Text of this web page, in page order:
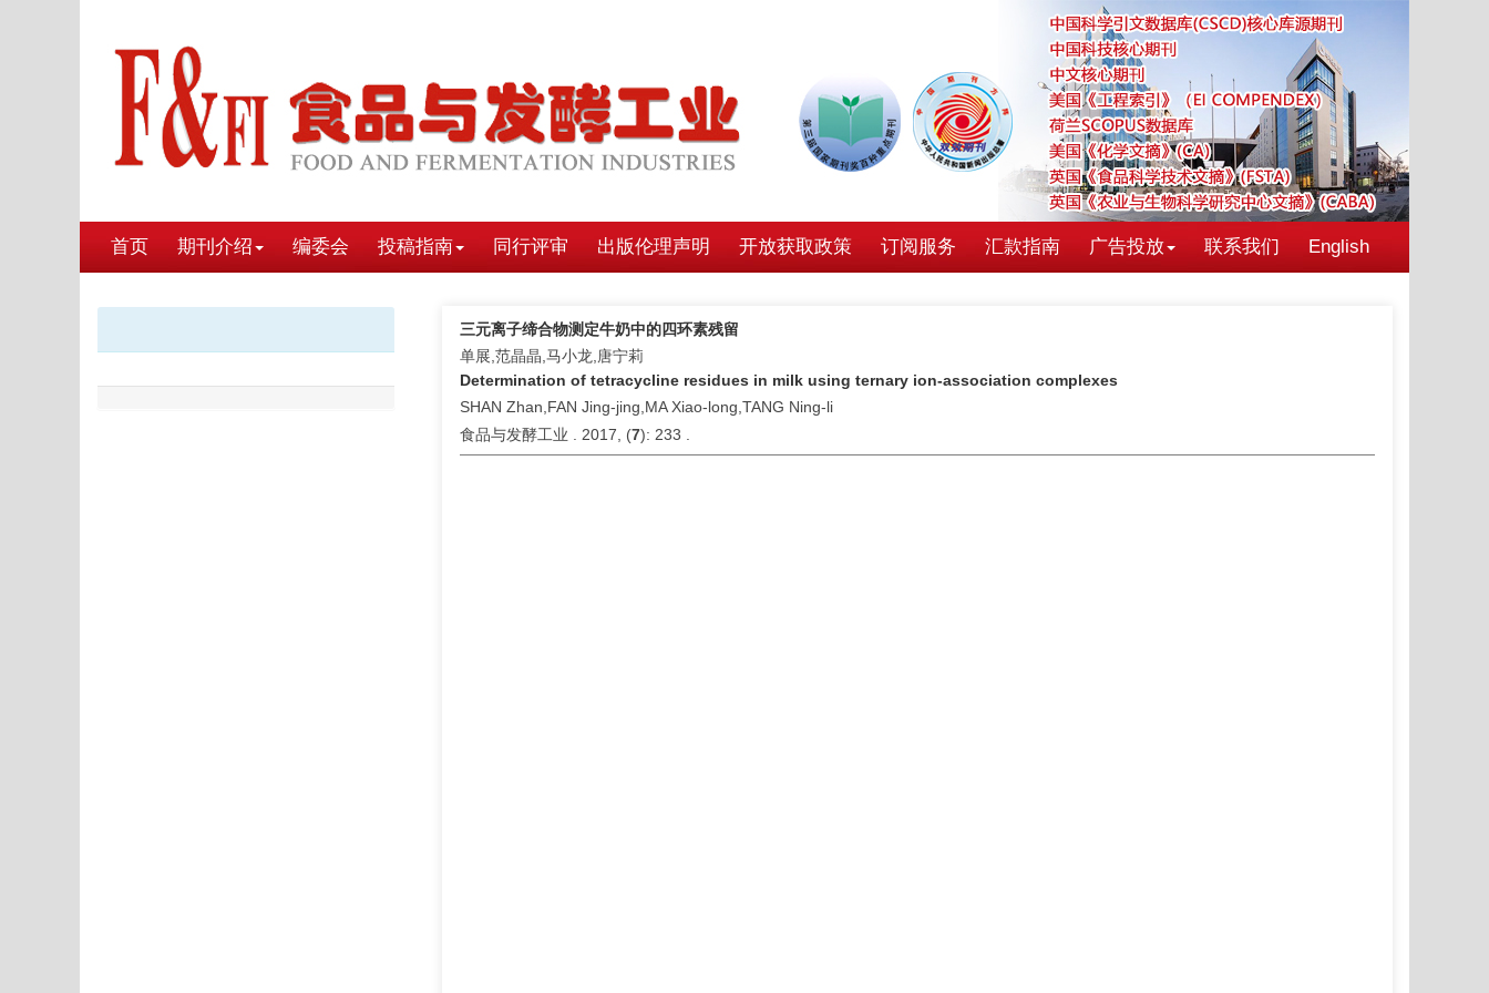
首页 期刊介绍 编委会 投稿指南 同行评审 出版伦理声明 开放获取政策 订阅服务 汇款指南 广告投放 联系我们 English
三元离子缔合物测定牛奶中的四环素残留
单展,范晶晶,马小龙,唐宁莉
Determination of tetracycline residues in milk using ternary ion-association complexes
SHAN Zhan,FAN Jing-jing,MA Xiao-long,TANG Ning-li
食品与发酵工业 . 2017, (7): 233 .